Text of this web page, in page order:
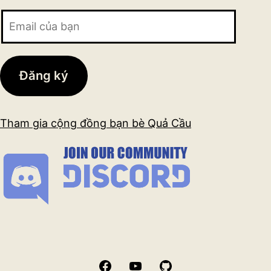
bạn
Đăng ký
Tham gia cộng đồng bạn bè Quả Cầu
FacebookYouTube